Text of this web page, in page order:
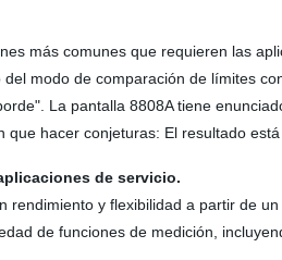
más comunes que requieren las
modo de comparación de límites
La pantalla 8808A tiene
hacer conjeturas: El resultado
de servicio.
y flexibilidad a partir de
de funciones de medición,